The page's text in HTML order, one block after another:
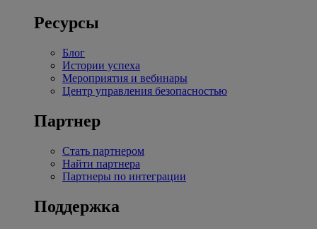
Ресурсы
Блог
Истории успеха
Мероприятия и вебинары
Центр управления безопасностью
Партнер
Стать партнером
Найти партнера
Партнеры по интеграции
Поддержка